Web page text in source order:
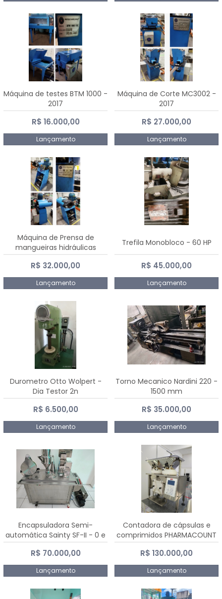
Máquina de testes BTM 1000 -
2017
R$ 16.000,00
Lançamento
Máquina de Corte MC3002 -
2017
R$ 27.000,00
Lançamento
Máquina de Prensa de
mangueiras hidráulicas
PE50TF - 2017
R$ 32.000,00
Lançamento
Trefila Monobloco - 60 HP
R$ 45.000,00
Lançamento
Durometro Otto Wolpert -
Dia Testor 2n
R$ 6.500,00
Lançamento
Torno Mecanico Nardini 220 -
1500 mm
R$ 35.000,00
Lançamento
Encapsuladora Semi-
automática Sainty SF-II - 0 e
00
R$ 70.000,00
Lançamento
Contadora de cápsulas e
comprimidos PHARMACOUNT
- 2-2R3
R$ 130.000,00
Lançamento